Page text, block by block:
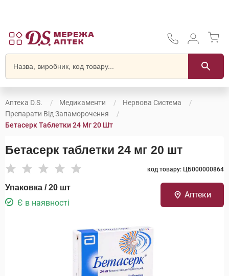
Аптека D.S. Медикаменти
Нервова Система
Препарати Від Запаморочення
Бетасерк Таблетки 24 Мг 20 Шт
Бетасерк таблетки 24 мг 20 шт
код товару: ЦБ000000864
Упаковка / 20 шт
Є в наявності
Аптеки